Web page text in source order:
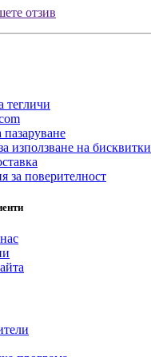
отзив
пазаруване
използване на бисквитки
за поверителност